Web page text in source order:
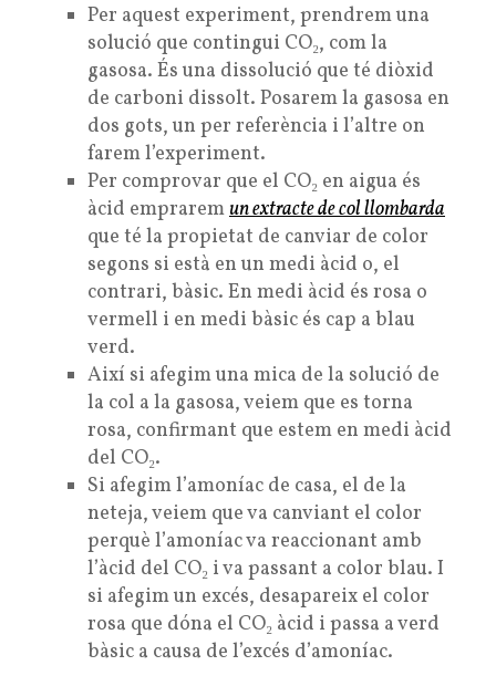
Per aquest experiment, prendrem una
solució que contingui CO₂, com la
gasosa. És una dissolució que té diòxid
de carboni dissolt. Posarem la gasosa en
dos gots, un per referència i l’altre on
farem l’experiment.
Per comprovar que el CO₂ en aigua és
àcid empraremun extracte de col llombarda
que té la propietat de canviar de color
segons si està en un medi àcid o, el
contrari, bàsic. En medi àcid és rosa o
vermell i en medi bàsic és cap a blau
verd.
Així si afegim una mica de la solució de
la col a la gasosa, veiem que es torna
rosa, confirmant que estem en medi àcid
del CO₂.
Si afegim l’amoníac de casa, el de la
neteja, veiem que va canviant el color
perquè l’amoníac va reaccionant amb
l’àcid del CO₂ i va passant a color blau. I
si afegim un excés, desapareix el color
rosa que dóna el CO₂ àcid i passa a verd
bàsic a causa de l’excés d’amoníac.